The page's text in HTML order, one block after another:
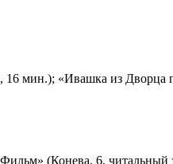
мин.); «Ивашка из Дворца
(Конева, 6, читальный